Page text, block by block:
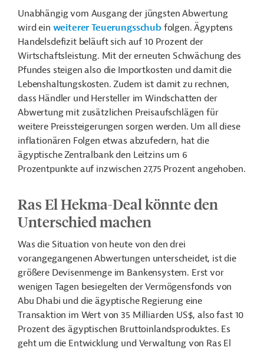
Unabhängig vom Ausgang der jüngsten Abwertung
wird ein weiterer Teuerungsschub folgen. Ägyptens
Handelsdefizit beläuft sich auf 10 Prozent der
Wirtschaftsleistung. Mit der erneuten Schwächung des
Pfundes steigen also die Importkosten und damit die
Lebenshaltungskosten. Zudem ist damit zu rechnen,
dass Händler und Hersteller im Windschatten der
Abwertung mit zusätzlichen Preisaufschlägen für
weitere Preissteigerungen sorgen werden. Um all diese
inflationären Folgen etwas abzufedern, hat die
ägyptische Zentralbank den Leitzins um 6
Prozentpunkte auf inzwischen 27,75 Prozent angehoben.
Ras El Hekma-Deal könnte den
Unterschied machen
Was die Situation von heute von den drei
vorangegangenen Abwertungen unterscheidet, ist die
größere Devisenmenge im Bankensystem. Erst vor
wenigen Tagen besiegelten der Vermögensfonds von
Abu Dhabi und dieägyptische Regierung eine
Transaktion im Wert von 35 Milliarden US$, also fast 10
Prozent des ägyptischen Bruttoinlandsproduktes. Es
geht um die Entwicklung und Verwaltung von Ras El